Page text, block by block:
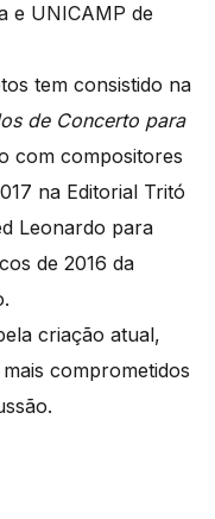
e UNICAMP de
tem consistido na
de Concerto para
com compositores
na Editorial Tritó
Leonardo para
de 2016 da
criação atual,
comprometidos